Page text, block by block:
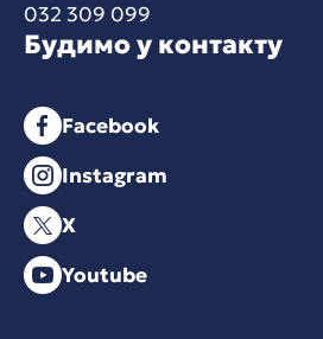
032 309 099
Будимо у контакту
Facebook
Instagram
X
Youtube